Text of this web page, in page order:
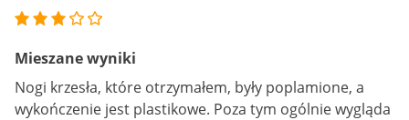
Mieszane wyniki
Nogi krzesła, które otrzymałem, były poplamione, a
wykończenie jest plastikowe. Poza tym ogólnie wygląda